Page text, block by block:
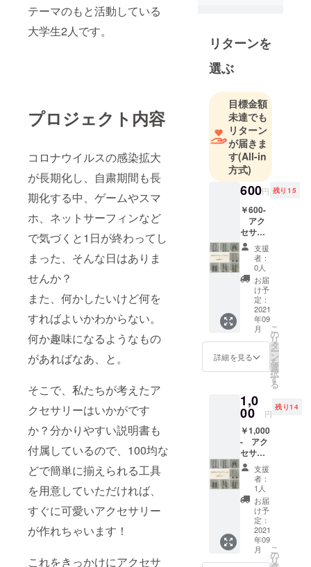
テーマのもと活動している
大学生2人です。
プロジェクト内容
コロナウイルスの感染拡大
が長期化し、自粛期間も長
期化する中、ゲームやスマ
ホ、ネットサーフィンなど
で気づくと1日が終わってし
まった、そんな日はありま
せんか？
また、何かしたいけど何を
すればよいかわからない。
何か趣味になるようなもの
があればなあ、と。
そこで、私たちが考えたア
クセサリーはいかがです
か？分かりやすい説明書も
付属しているので、100均な
どで簡単に揃えられる工具
を用意していただければ、
すぐに可愛いアクセサリー
が作れちゃいます！
これをきっかけにアクセサ
リターンを
選ぶ
目標金額
未達でも
リターン
が届きま
す(All-in
方式)
600円 残り15
￥600-
アク
セサ
リー
パーツ×
１セッ
ト＋説
明書 ※
備考欄
へA～G
どれか
おひと
つご記
入くだ
さい。
※画像
シル
バー部
分を
ゴール
ドに変
更可能
なため
シル
バーか
ゴール
ドを備
考欄へ
ご記入
くださ
い。 ※
支援
者：
0人
お届
け予
定：
2021
年09
月
詳細を見る
こ
の
リ
タ
ー
ン
を
選
択
す
る
1,0
00 円
残り14
￥1,000
- アク
セサ
リー
パーツ×
２セッ
ト＋説
明書 ※
備考欄
へA～G
どれか
おふた
つご記
支援
者：
1人
お届
け予
定：
2021
年09
月
こ
の
リ